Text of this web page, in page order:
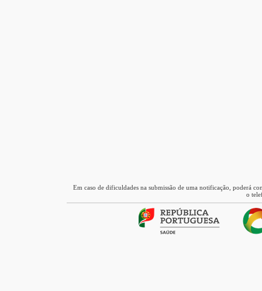
Em caso de dificuldades na submissão de uma notificação, poderá
o